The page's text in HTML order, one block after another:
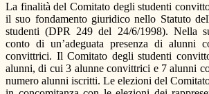
La finalità del Comitato degli studenti
il suo fondamento giuridico nello Statuto
studenti (DPR 249 del 24/6/1998). Nella
conto di un’adeguata presenza di alunni
convittrici. Il Comitato degli studenti
alunni, di cui 3 alunne convittrici e 7 alunni
numero alunni iscritti. Le elezioni del